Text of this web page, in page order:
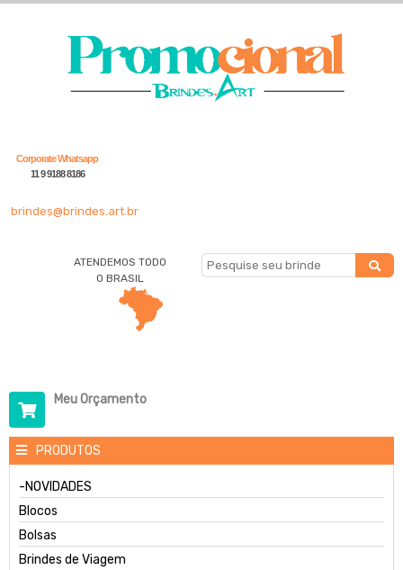
Corporate Whatsapp
11 9 9188 8186
brindes@brindes.art.br
ATENDEMOS TODO
O BRASIL
Meu Orçamento
PRODUTOS
-NOVIDADES
Blocos
Bolsas
Brindes de Viagem